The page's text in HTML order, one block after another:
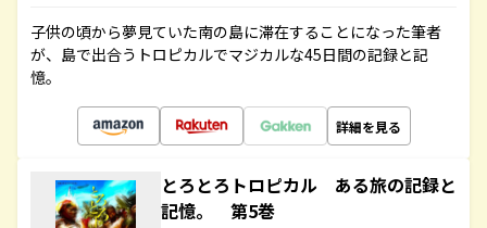
子供の頃から夢見ていた南の島に滞在することになった筆者
が、島で出合うトロピカルでマジカルな45日間の記録と記
憶。
詳細を見る
とろとろトロピカル ある旅の記録と
記憶。 第5巻